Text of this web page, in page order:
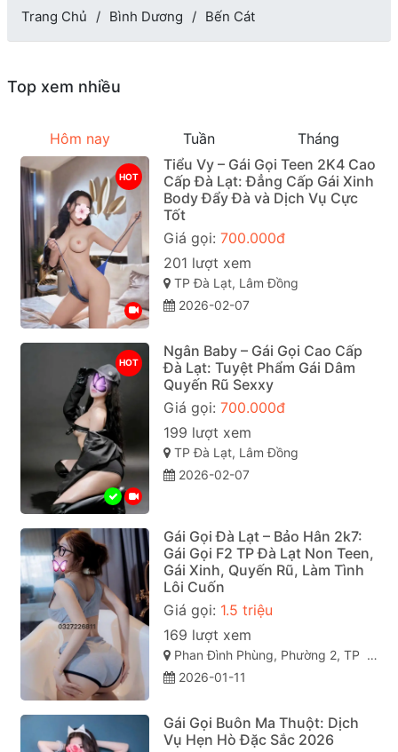
Trang Chủ Bình Dương Bến Cát
Top xem nhiều
Hôm nay Tuần Tháng
HOT
Tiểu Vy – Gái Gọi Teen 2K4 Cao
Cấp Đà Lạt: Đẳng Cấp Gái Xinh
Body Đẩy Đà và Dịch Vụ Cực
Tốt
Giá gọi: 700.000đ
201 lượt xem
TP Đà Lạt, Lâm Đồng
2026-02-07
HOT
Ngân Baby – Gái Gọi Cao Cấp
Đà Lạt: Tuyệt Phẩm Gái Dâm
Quyến Rũ Sexxy
Giá gọi: 700.000đ
199 lượt xem
TP Đà Lạt, Lâm Đồng
2026-02-07
Gái Gọi Đà Lạt – Bảo Hân 2k7:
Gái Gọi F2 TP Đà Lạt Non Teen,
Gái Xinh, Quyến Rũ, Làm Tình
Lôi Cuốn
Giá gọi: 1.5 triệu
169 lượt xem
Phan Đình Phùng, Phường 2, TP Đà Lạt (gái gọi đà lạt). Lâm Đồng
2026-01-11
Gái Gọi Buôn Ma Thuột: Dịch
Vụ Hẹn Hò Đặc Sắc 2026